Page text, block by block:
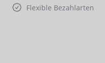
Flexible Bezahlarten